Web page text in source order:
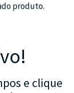
produto.
e clique